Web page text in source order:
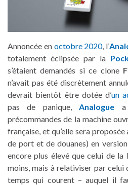
Annoncée en octobre 2020, l’
totalement éclipsée par la
s’étaient demandés si ce clone
n’avait pas été discrètement
devrait bientôt être dotée d’un
pas de panique,Analogue a
précommandes de la machine
française, et qu’elle sera proposée
de port et de douanes) en
encore plus élevé que celui de
moins, mais à relativiser par celui
temps qui courent – auquel il